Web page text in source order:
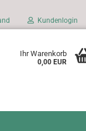
Kundenlogin
Ihr Warenkorb
0,00 EUR